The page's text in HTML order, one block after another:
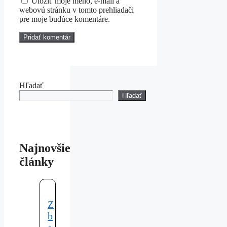
webovú stránku v tomto prehliadači
pre moje budúce komentáre.
Hľadať
Hľadať
Najnovšie
články
Z
b